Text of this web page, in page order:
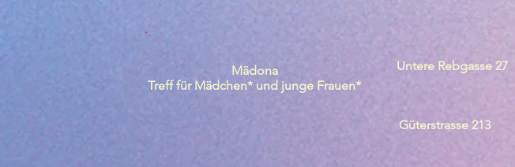
Mädona
Treff für Mädchen* und junge Frauen*
Untere Rebgasse 27
Güterstrasse 213